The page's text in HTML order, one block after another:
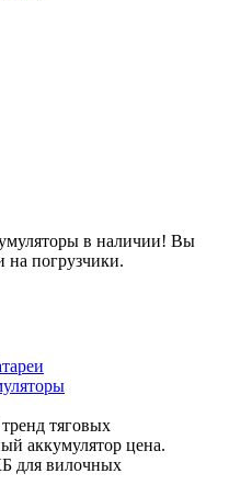
в наличии! Вы
на погрузчики.
тяговых
аккумулятор цена.
для вилочных